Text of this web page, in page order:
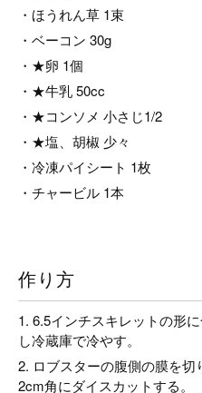
・ほうれん草 1束
・ベーコン 30g
・★卵 1個
・★牛乳 50cc
・★コンソメ 小さじ1/2
・★塩、胡椒 少々
・冷凍パイシート 1枚
・チャービル 1本
作り方
1. 6.5インチスキレットの形
し冷蔵庫で冷やす。
2. ロブスターの腹側の膜を
2cm角にダイスカットする。